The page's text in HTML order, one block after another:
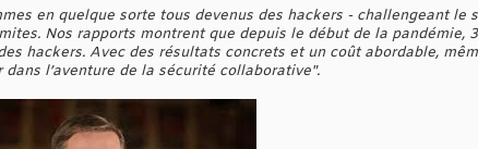
en quelque sorte tous devenus des hackers - challengeant le
Nos rapports montrent que depuis le début de la pandémie,
hackers. Avec des résultats concrets et un coût abordable,
l’aventure de la sécurité collaborative".